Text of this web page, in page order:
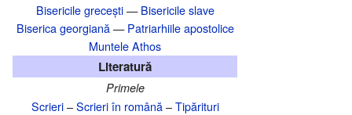
Bisericile grecești—Bisericile slave
Biserica georgiană—Patriarhiile apostolice
Muntele Athos
Literatură
Primele
Scrieri–Scrieri în română–Tipărituri